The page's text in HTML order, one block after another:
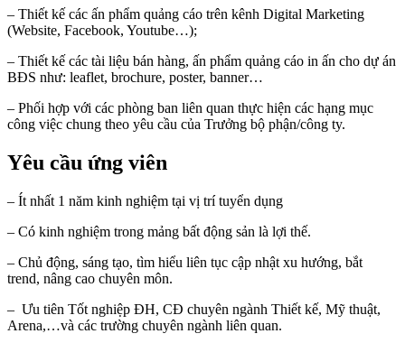
– Thiết kế các ấn phẩm quảng cáo trên kênh Digital Marketing
(Website, Facebook, Youtube…);
– Thiết kế các tài liệu bán hàng, ấn phẩm quảng cáo in ấn cho dự án
BĐS như: leaflet, brochure, poster, banner…
– Phối hợp với các phòng ban liên quan thực hiện các hạng mục
công việc chung theo yêu cầu của Trưởng bộ phận/công ty.
Yêu cầu ứng viên
– Ít nhất 1 năm kinh nghiệm tại vị trí tuyển dụng
– Có kinh nghiệm trong mảng bất động sản là lợi thế.
– Chủ động, sáng tạo, tìm hiểu liên tục cập nhật xu hướng, bắt
trend, nâng cao chuyên môn.
– Ưu tiên Tốt nghiệp ĐH, CĐ chuyên ngành Thiết kế, Mỹ thuật,
Arena,…và các trường chuyên ngành liên quan.